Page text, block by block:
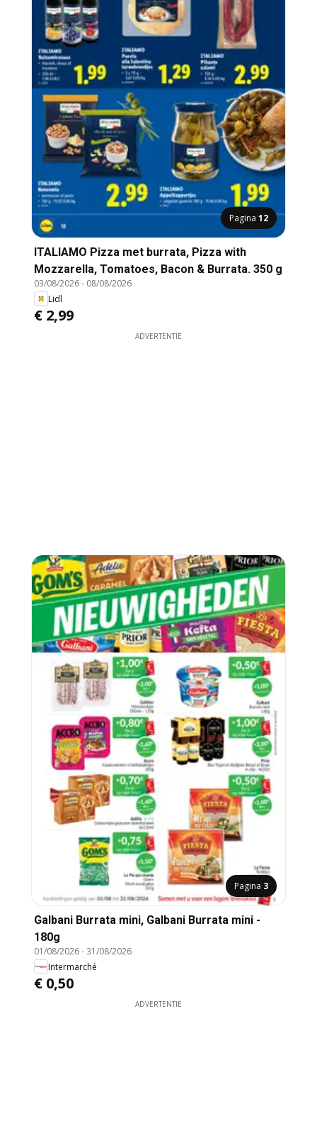
Pagina 12
ITALIAMO Pizza met burrata, Pizza with
Mozzarella, Tomatoes, Bacon & Burrata. 350 g
03/08/2026- 08/08/2026
Lidl
€ 2,99
ADVERTENTIE
Pagina 3
Galbani Burrata mini, Galbani Burrata mini -
180g
01/08/2026-31/08/2026
Intermarché
€ 0,50
ADVERTENTIE